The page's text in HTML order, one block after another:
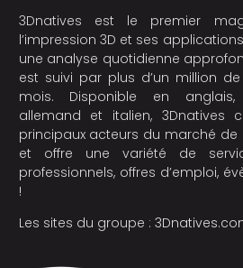
3Dnatives est le premier
l’impression 3D et ses
une analyse quotidienne
est suivi par plus d’un million
mois. Disponible en anglais,
allemand et italien, 3Dnatives
principaux acteurs du marché
et offre une variété de
professionnels, offres d’emploi,
!
Les sites du groupe :